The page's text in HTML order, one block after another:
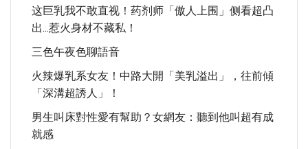
这巨乳我不敢直视！药剂师「傲人上围」侧看超凸
出...惹火身材不藏私！
三色午夜色聊語音
火辣爆乳系女友！中路大開「美乳溢出」，往前傾
「深溝超誘人」！
男生叫床對性愛有幫助？女網友：聽到他叫超有成
就感